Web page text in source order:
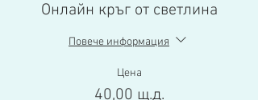
Онлайн кръг от светлина
Повече информация
Цена
40,00 щ.д.